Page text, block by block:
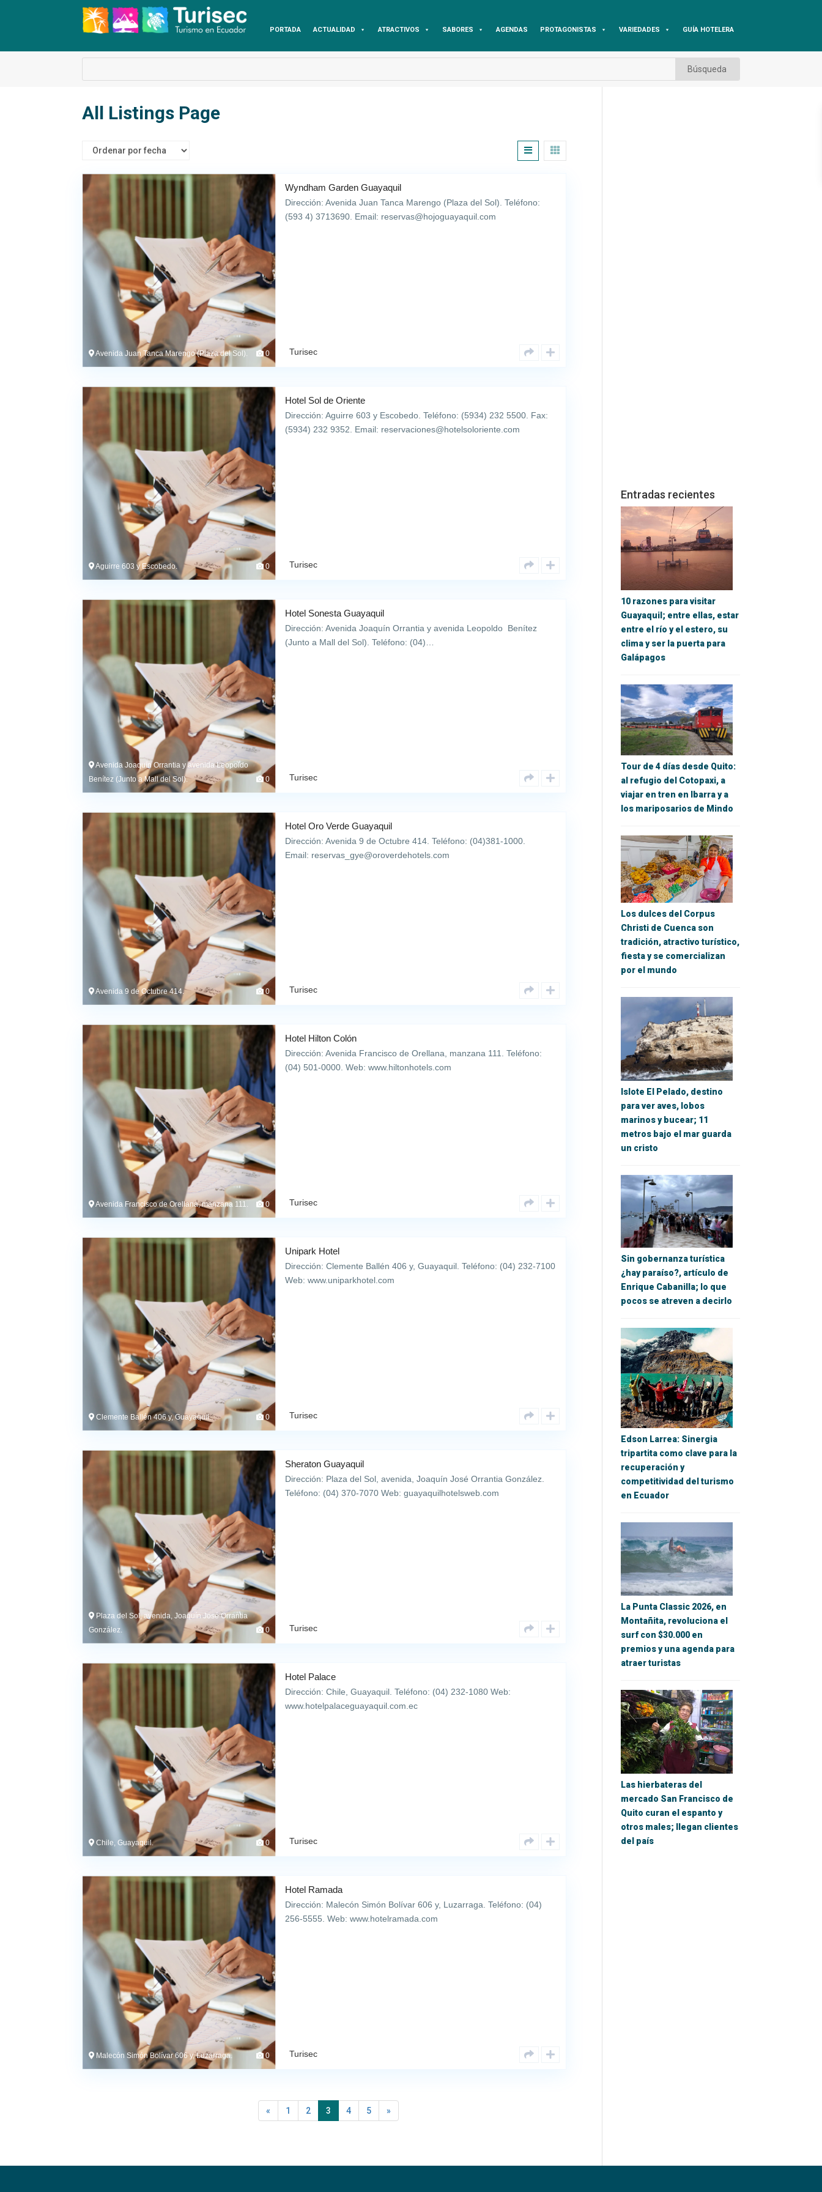
PORTADA ACTUALIDAD ATRACTIVOS SABORES AGENDAS PROTAGONISTAS VARIEDADES GUÍA HOTELERA
All Listings Page
Avenida Juan Tanca Marengo (Plaza del Sol). 0
Wyndham Garden Guayaquil
Dirección: Avenida Juan Tanca Marengo (Plaza del Sol). Teléfono:
(593 4) 3713690. Email: reservas@hojoguayaquil.com
Turisec
Aguirre 603 y Escobedo. 0
Hotel Sol de Oriente
Dirección: Aguirre 603 y Escobedo. Teléfono: (5934) 232 5500. Fax:
(5934) 232 9352. Email: reservaciones@hotelsoloriente.com
Turisec
Avenida Joaquín Orrantia y avenida Leopoldo
Benítez (Junto a Mall del Sol).
0
Hotel Sonesta Guayaquil
Dirección: Avenida Joaquín Orrantia y avenida Leopoldo Benítez
(Junto a Mall del Sol). Teléfono: (04)…
Turisec
Avenida 9 de Octubre 414. 0
Hotel Oro Verde Guayaquil
Dirección: Avenida 9 de Octubre 414. Teléfono: (04)381-1000.
Email: reservas_gye@oroverdehotels.com
Turisec
Avenida Francisco de Orellana, manzana 111. 0
Hotel Hilton Colón
Dirección: Avenida Francisco de Orellana, manzana 111. Teléfono:
(04) 501-0000. Web: www.hiltonhotels.com
Turisec
Clemente Ballén 406 y, Guayaquil. 0
Unipark Hotel
Dirección: Clemente Ballén 406 y, Guayaquil. Teléfono: (04) 232-7100
Web: www.uniparkhotel.com
Turisec
Plaza del Sol, avenida, Joaquín José Orrantia
González.
0
Sheraton Guayaquil
Dirección: Plaza del Sol, avenida, Joaquín José Orrantia González.
Teléfono: (04) 370-7070 Web: guayaquilhotelsweb.com
Turisec
Chile, Guayaquil. 0
Hotel Palace
Dirección: Chile, Guayaquil. Teléfono: (04) 232-1080 Web:
www.hotelpalaceguayaquil.com.ec
Turisec
Malecón Simón Bolívar 606 y, Luzarraga. 0
Hotel Ramada
Dirección: Malecón Simón Bolívar 606 y, Luzarraga. Teléfono: (04)
256-5555. Web: www.hotelramada.com
Turisec
« 1 2 3 4 5 »
Entradas recientes
10 razones para visitar
Guayaquil; entre ellas, estar
entre el río y el estero, su
clima y ser la puerta para
Galápagos
Tour de 4 días desde Quito:
al refugio del Cotopaxi, a
viajar en tren en Ibarra y a
los mariposarios de Mindo
Los dulces del Corpus
Christi de Cuenca son
tradición, atractivo turístico,
fiesta y se comercializan
por el mundo
Islote El Pelado, destino
para ver aves, lobos
marinos y bucear; 11
metros bajo el mar guarda
un cristo
Sin gobernanza turística
¿hay paraíso?, artículo de
Enrique Cabanilla; lo que
pocos se atreven a decirlo
Edson Larrea: Sinergia
tripartita como clave para la
recuperación y
competitividad del turismo
en Ecuador
La Punta Classic 2026, en
Montañita, revoluciona el
surf con $30.000 en
premios y una agenda para
atraer turistas
Las hierbateras del
mercado San Francisco de
Quito curan el espanto y
otros males; llegan clientes
del país